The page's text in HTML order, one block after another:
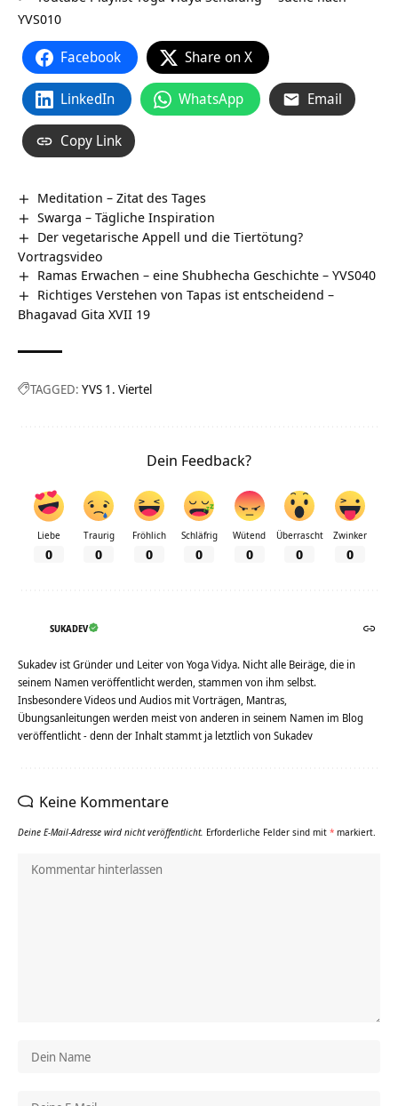
YVS010
Facebook Share on X
LinkedIn WhatsApp Email
Copy Link
Meditation – Zitat des Tages
Swarga – Tägliche Inspiration
Der vegetarische Appell und die Tiertötung?
Vortragsvideo
Ramas Erwachen – eine Shubhecha Geschichte – YVS040
Richtiges Verstehen von Tapas ist entscheidend –
Bhagavad Gita XVII 19
TAGGED: YVS 1. Viertel
Dein Feedback?
Liebe
0
Traurig
0
Fröhlich
0
Schläfrig
0
Wütend
0
Überrascht
0
Zwinker
0
SUKADEV
Sukadev ist Gründer und Leiter von Yoga Vidya. Nicht alle Beiräge, die in
seinem Namen veröffentlicht werden, stammen von ihm selbst.
Insbesondere Videos und Audios mit Vorträgen, Mantras,
Übungsanleitungen werden meist von anderen in seinem Namen im Blog
veröffentlicht - denn der Inhalt stammt ja letztlich von Sukadev
Keine Kommentare
Deine E-Mail-Adresse wird nicht veröffentlicht. Erforderliche Felder sind mit * markiert.